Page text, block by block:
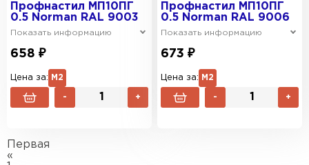
Профнастил МП10ПГ
0.5 Norman RAL 9003
Показать информацию
658 ₽
Цена за: М2
- +
Профнастил МП10ПГ
0.5 Norman RAL 9006
Показать информацию
673 ₽
Цена за: М2
- +
Первая
«